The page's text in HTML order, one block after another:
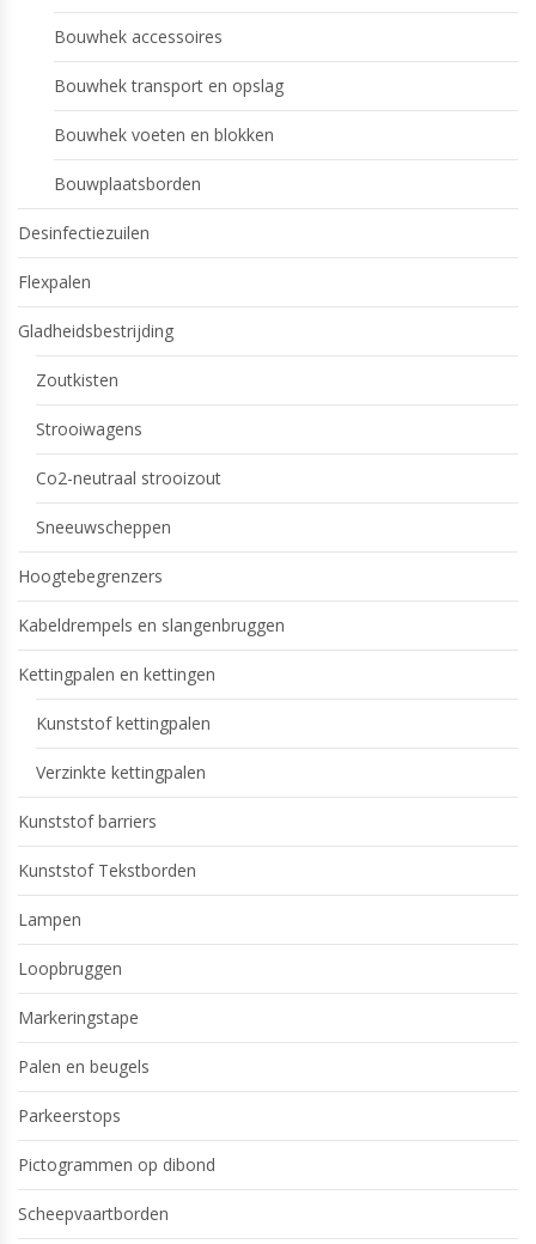
Bouwhek accessoires
Bouwhek transport en opslag
Bouwhek voeten en blokken
Bouwplaatsborden
Desinfectiezuilen
Flexpalen
Gladheidsbestrijding
Zoutkisten
Strooiwagens
Co2-neutraal strooizout
Sneeuwscheppen
Hoogtebegrenzers
Kabeldrempels en slangenbruggen
Kettingpalen en kettingen
Kunststof kettingpalen
Verzinkte kettingpalen
Kunststof barriers
Kunststof Tekstborden
Lampen
Loopbruggen
Markeringstape
Palen en beugels
Parkeerstops
Pictogrammen op dibond
Scheepvaartborden